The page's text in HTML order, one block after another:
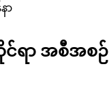
ရာ အစီအစဉ်